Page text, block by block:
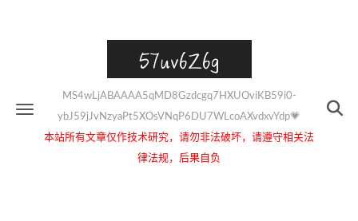
57uv6Z6g
MS4wLjABAAAA5qMD8Gzdcgq7HXUOviKB59i0-
ybJ59jJvNzyaPt5XOsVNqP6DU7WLcoAXvdxvYdp💗
本站所有文章仅作技术研究，请勿非法破坏，请遵守相关法
律法规，后果自负